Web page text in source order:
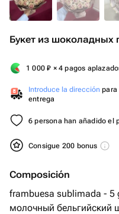
Букет из шоколадных
1 000₽ × 4 pagos
Introduce la dirección para
entrega
6 persona han añadido el
Consigue 200 bonus
Composición
frambuesa sublimada - 5
молочный бельгийский